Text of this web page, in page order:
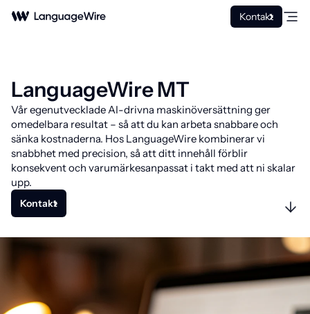
Kontakt
LanguageWire MT
Vår egenutvecklade AI-drivna maskinöversättning ger
omedelbara resultat – så att du kan arbeta snabbare och
sänka kostnaderna. Hos LanguageWire kombinerar vi
snabbhet med precision, så att ditt innehåll förblir
konsekvent och varumärkesanpassat i takt med att ni skalar
upp.
Kontakt